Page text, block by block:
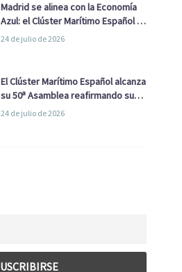
Madrid se alinea con la Economía
Azul: el Clúster Marítimo Español y
la Real Liga Naval avanzan alianzas
24 de julio de 2026
El Clúster Marítimo Español alcanza
su 50ª Asamblea reafirmando su
liderazgo en la Economía Azul
24 de julio de 2026